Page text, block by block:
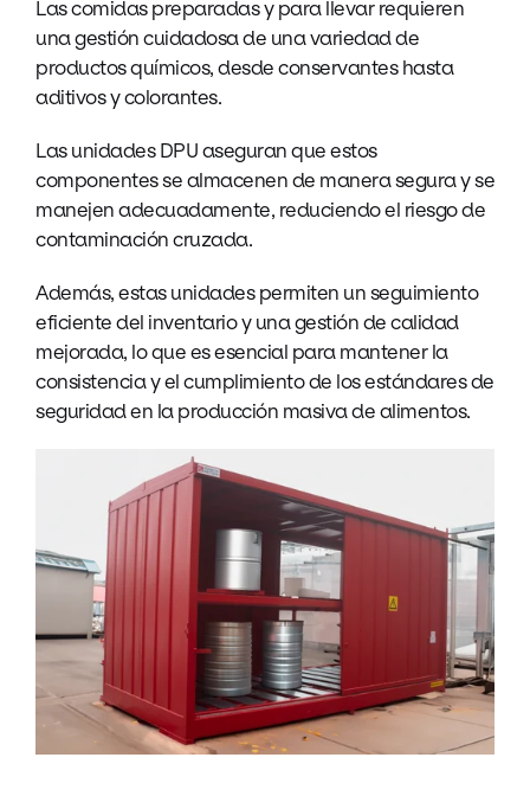
Las comidas preparadas y para llevar requieren
una gestión cuidadosa de una variedad de
productos químicos, desde conservantes hasta
aditivos y colorantes.
Las unidades DPU aseguran que estos
componentes se almacenen de manera segura y se
manejen adecuadamente, reduciendo el riesgo de
contaminación cruzada.
Además, estas unidades permiten un seguimiento
eficiente del inventario y una gestión de calidad
mejorada, lo que es esencial para mantener la
consistencia y el cumplimiento de los estándares de
seguridad en la producción masiva de alimentos.